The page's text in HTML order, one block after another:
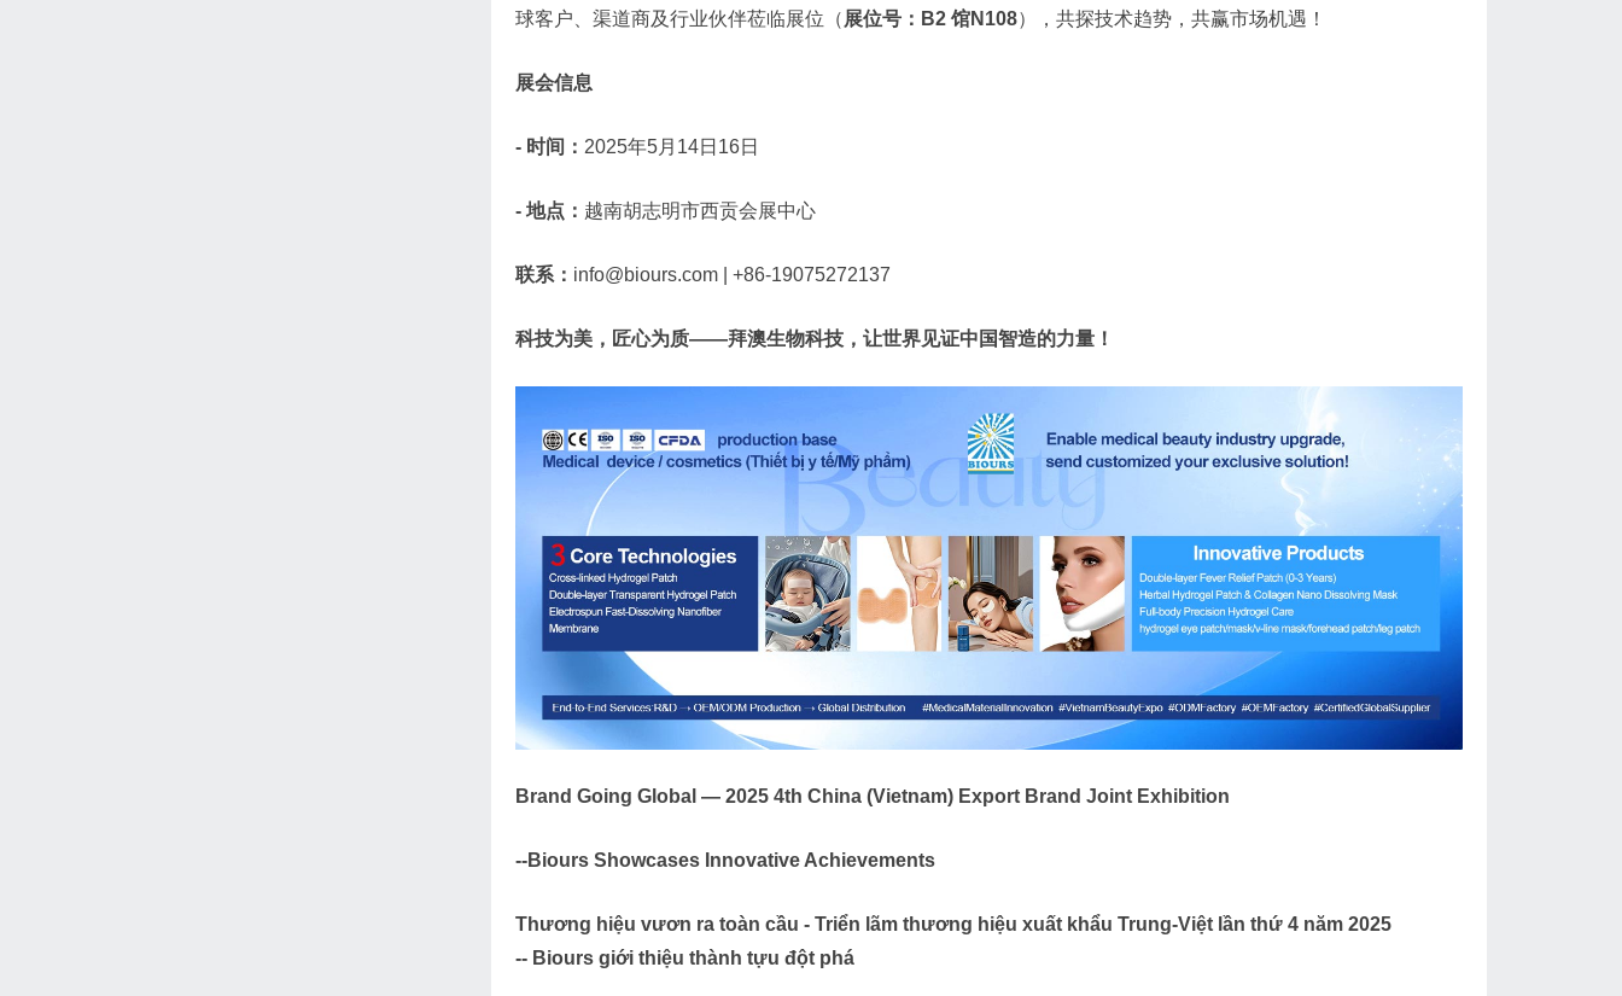
球客户、渠道商及行业伙伴莅临展位（ 展位号：B2 馆N108），共探技术趋势，共赢市场机遇！
展会信息
- 时间： 2025年5月14日16日
- 地点： 越南胡志明市西贡会展中心
联系： info@biours.com | +86-19075272137
科技为美，匠心为质——拜澳生物科技，让世界见证中国智造的力量！
Brand Going Global — 2025 4th China (Vietnam) Export Brand Joint Exhibition
--Biours Showcases Innovative Achievements
Thương hiệu vươn ra toàn cầu - Triển lãm thương hiệu xuất khẩu Trung-Việt lần thứ 4 năm 2025
-- Biours giới thiệu thành tựu đột phá